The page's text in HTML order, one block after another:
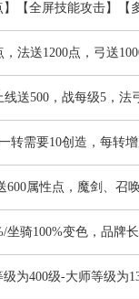
【全屏技能攻击】
法送1200点，弓送
送500，战每级5，
转需要10创造，每转
属性点，魔剑、召
坐骑100%变色，品牌
为400级-大师等级为